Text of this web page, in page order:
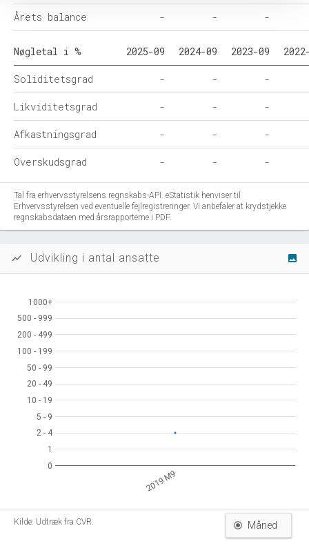
Årets balance - - -
Nøgletal i % 2025-09 2024-09 2023-09
Soliditetsgrad - - -
Likviditetsgrad - - -
Afkastningsgrad - - -
Overskudsgrad - - -
Tal fra erhvervsstyrelsens regnskabs-API. eStatistik henviser til
Erhvervsstyrelsen ved eventuelle fejlregistreringer. Vi anbefaler at krydstjekke
regnskabsdataen med årsrapporterne i PDF.
show_chart Udvikling i antal ansatte image
2019 M9
0
0
11
2 - 4
2 - 4
5 - 9
5 - 9
10 - 19
10 - 19
20 - 49
20 - 49
50 - 99
50 - 99
100 - 199
100 - 199
200 - 499
200 - 499
500 - 999
500 - 999
1000+
1000+
Kilde: Udtræk fra CVR. Måned